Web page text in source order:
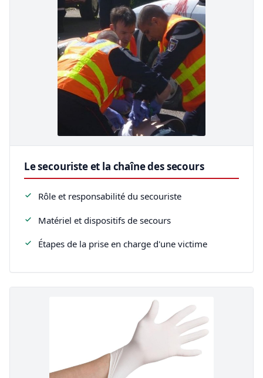
Le secouriste et la chaîne des secours
Rôle et responsabilité du secouriste
Matériel et dispositifs de secours
Étapes de la prise en charge d'une victime